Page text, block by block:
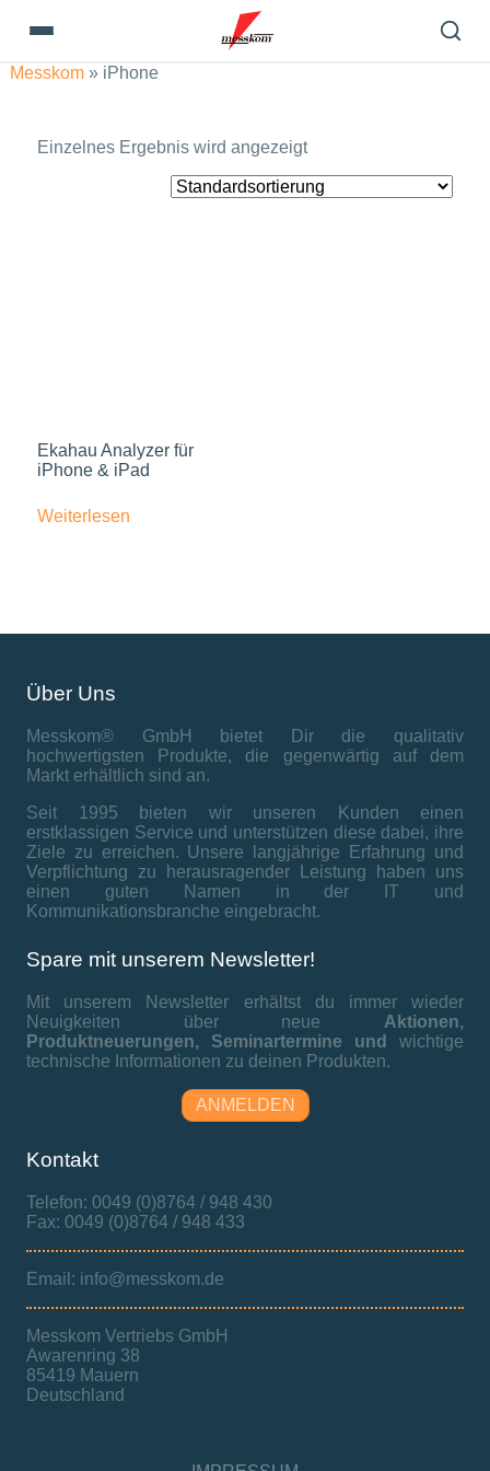
Messkom » iPhone
Einzelnes Ergebnis wird angezeigt
Ekahau Analyzer für
iPhone & iPad
Weiterlesen
Über Uns
Messkom® GmbH bietet Dir die qualitativ
hochwertigsten Produkte, die gegenwärtig auf dem
Markt erhältlich sind an.
Seit 1995 bieten wir unseren Kunden einen
erstklassigen Service und unterstützen diese dabei, ihre
Ziele zu erreichen. Unsere langjährige Erfahrung und
Verpflichtung zu herausragender Leistung haben uns
einen guten Namen in der IT und
Kommunikationsbranche eingebracht.
Spare mit unserem Newsletter!
Mit unserem Newsletter erhältst du immer wieder
Neuigkeiten über neue Aktionen,
Produktneuerungen, Seminartermine und wichtige
technische Informationen zu deinen Produkten.
ANMELDEN
Kontakt
Telefon: 0049 (0)8764 / 948 430
Fax: 0049 (0)8764 / 948 433
Email: info@messkom.de
Messkom Vertriebs GmbH
Awarenring 38
85419 Mauern
Deutschland